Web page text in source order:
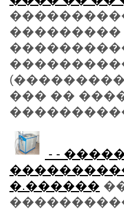
��� ��
- -
�.������